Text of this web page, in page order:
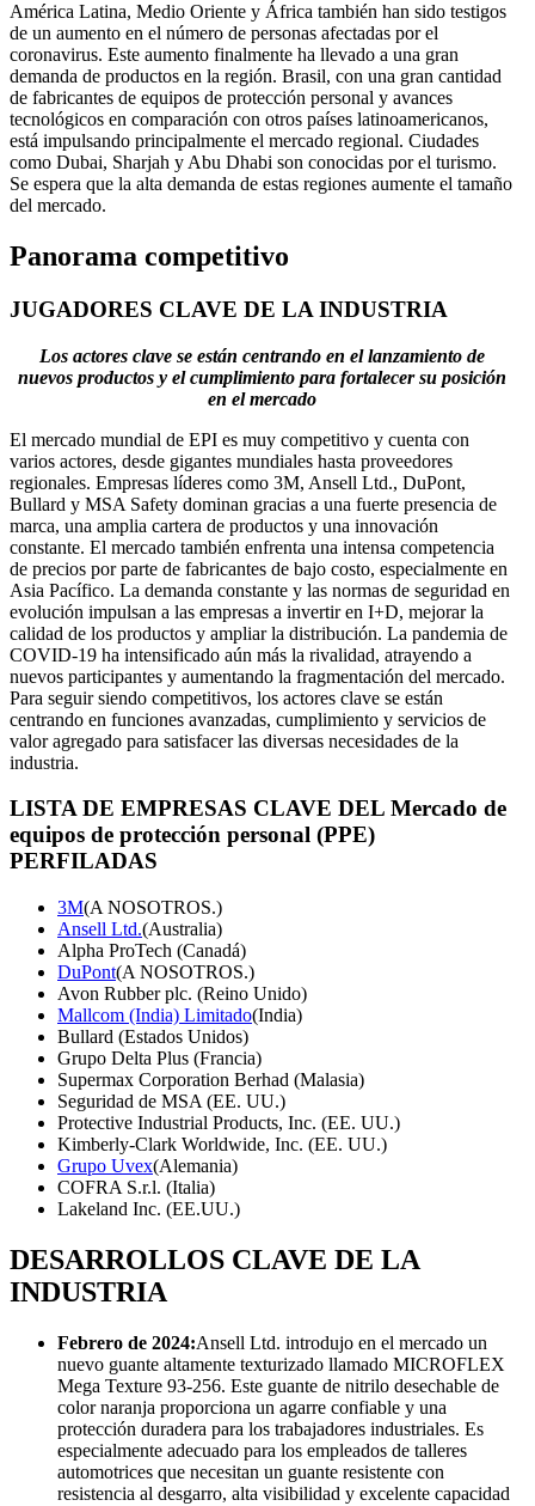
América Latina, Medio Oriente y África también han sido testigos
de un aumento en el número de personas afectadas por el
coronavirus. Este aumento finalmente ha llevado a una gran
demanda de productos en la región. Brasil, con una gran cantidad
de fabricantes de equipos de protección personal y avances
tecnológicos en comparación con otros países latinoamericanos,
está impulsando principalmente el mercado regional. Ciudades
como Dubai, Sharjah y Abu Dhabi son conocidas por el turismo.
Se espera que la alta demanda de estas regiones aumente el tamaño
del mercado.
Panorama competitivo
JUGADORES CLAVE DE LA INDUSTRIA
Los actores clave se están centrando en el lanzamiento de
nuevos productos y el cumplimiento para fortalecer su posición
en el mercado
El mercado mundial de EPI es muy competitivo y cuenta con
varios actores, desde gigantes mundiales hasta proveedores
regionales. Empresas líderes como 3M, Ansell Ltd., DuPont,
Bullard y MSA Safety dominan gracias a una fuerte presencia de
marca, una amplia cartera de productos y una innovación
constante. El mercado también enfrenta una intensa competencia
de precios por parte de fabricantes de bajo costo, especialmente en
Asia Pacífico. La demanda constante y las normas de seguridad en
evolución impulsan a las empresas a invertir en I+D, mejorar la
calidad de los productos y ampliar la distribución. La pandemia de
COVID-19 ha intensificado aún más la rivalidad, atrayendo a
nuevos participantes y aumentando la fragmentación del mercado.
Para seguir siendo competitivos, los actores clave se están
centrando en funciones avanzadas, cumplimiento y servicios de
valor agregado para satisfacer las diversas necesidades de la
industria.
LISTA DE EMPRESAS CLAVE DEL Mercado de
equipos de protección personal (PPE)
PERFILADAS
3M(A NOSOTROS.)
Ansell Ltd.(Australia)
Alpha ProTech (Canadá)
DuPont(A NOSOTROS.)
Avon Rubber plc. (Reino Unido)
Mallcom (India) Limitado(India)
Bullard (Estados Unidos)
Grupo Delta Plus (Francia)
Supermax Corporation Berhad (Malasia)
Seguridad de MSA (EE. UU.)
Protective Industrial Products, Inc. (EE. UU.)
Kimberly-Clark Worldwide, Inc. (EE. UU.)
Grupo Uvex(Alemania)
COFRA S.r.l. (Italia)
Lakeland Inc. (EE.UU.)
DESARROLLOS CLAVE DE LA
INDUSTRIA
Febrero de 2024:Ansell Ltd. introdujo en el mercado un
nuevo guante altamente texturizado llamado MICROFLEX
Mega Texture 93-256. Este guante de nitrilo desechable de
color naranja proporciona un agarre confiable y una
protección duradera para los trabajadores industriales. Es
especialmente adecuado para los empleados de talleres
automotrices que necesitan un guante resistente con
resistencia al desgarro, alta visibilidad y excelente capacidad